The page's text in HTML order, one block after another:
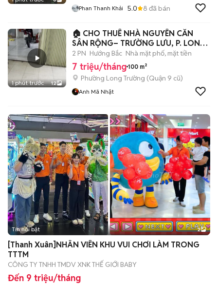
Phan Thanh Khải 5.0 8 đã bán
1 phút trước 12
🏠 CHO THUÊ NHÀ NGUYÊN CĂN
SÂN RỘNG– TRƯỜNG LƯU, P. LONG
T
2 PN Hướng Bắc Nhà mặt phố, mặt tiền
7 triệu/tháng 100 m²
Phường Long Trường (Quận 9 cũ)
Anh Mã Nhật
Tin nổi bật 2
[Thanh Xuân]NHÂN VIÊN KHU VUI CHƠI LÀM TRONG
TTTM
CÔNG TY TNHH TMDV XNK THẾ GIỚI BABY
Đến 9 triệu/tháng